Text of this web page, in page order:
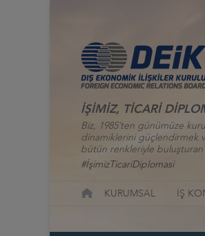
İŞİMİZ, TİCARİ
Biz, 1985’ten günümüze
dinamiklerini güçlendirmek
bütün renkleriyle
#İşimizTicariDiplomasi
KURUMSAL İŞ